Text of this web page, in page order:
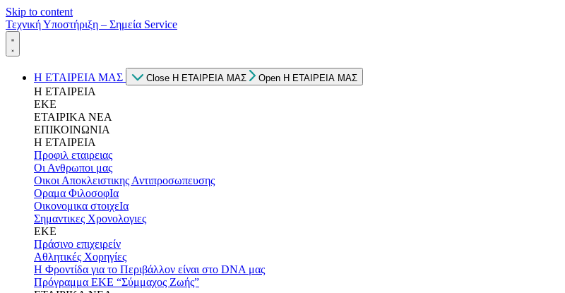
Skip to content
Τεχνική Υποστήριξη – Σημεία Service
Η ΕΤΑΙΡΕΙΑ ΜΑΣ Close Η ΕΤΑΙΡΕΙΑ ΜΑΣ Open Η ΕΤΑΙΡΕΙΑ ΜΑΣ
Η ΕΤΑΙΡΕΙΑ
ΕΚΕ
ΕΤΑΙΡΙΚΑ ΝΕΑ
ΕΠΙΚΟΙΝΩΝΙΑ
Η ΕΤΑΙΡΕΙΑ
Προφιλ εταιρειας
Οι Ανθρωποι μας
Οικοι Αποκλειστικης Αντιπροσωπευσης
Οραμα ΦιλοσοφΙα
Οικονομικα στοιχεΙα
Σημαντικες Χρονολογιες
ΕΚΕ
Πράσινο επιχειρείν
Αθλητικές Χορηγίες
Η Φροντίδα για το Περιβάλλον είναι στο DNA μας
Πρόγραμμα ΕΚΕ “Σύμμαχος Ζωής”